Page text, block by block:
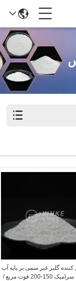
کننده گلیز غیر سمی بر پایه آب
برای سرامیک 150-200 فوت مربع /